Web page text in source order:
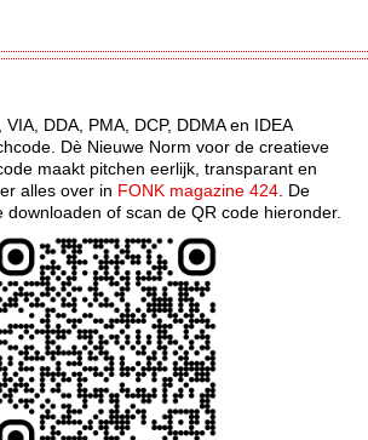
DDA, PMA, DCP, DDMA en IDEA
Dè Nieuwe Norm voor de creatieve
maakt pitchen eerlijk, transparant en
alles over in FONK magazine 424 . De
downloaden of scan de QR code hieronder.